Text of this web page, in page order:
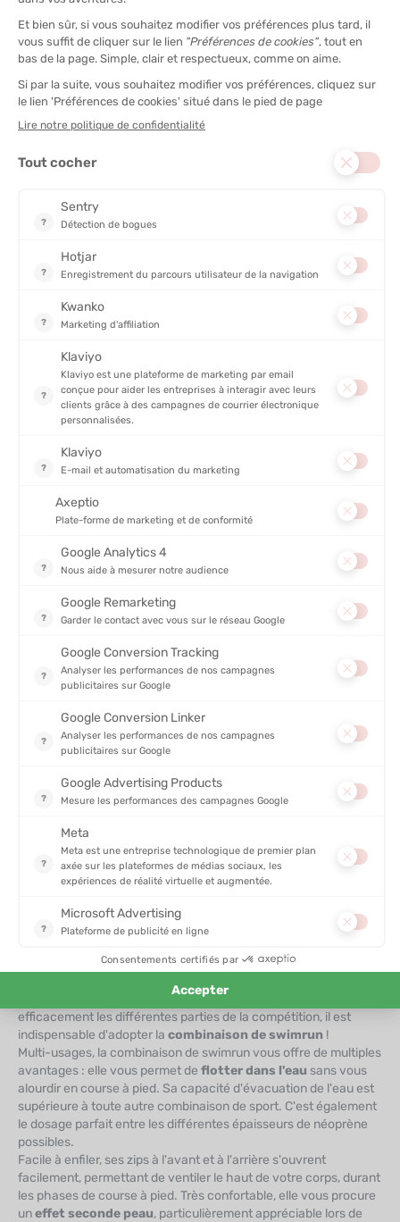
COMBINAISON SWIMRUN CORE
399,00 €
COMBINAISON RS1 SWIMRUN
549,00 €
PROMO
COMBINAISON AESIR THERMAL
SWIMRUN FEMME
403,90 €
CHOISISSEZ VOTRE COMBINAISON DE SWIMRUN, POUR VOS
ENTRAINEMENTS ET COMPETITIONS EN EAU LIBRE !
Comme le triathlon, leswimrunest une discipline qui se déroule
en partie dans l'eau et en partie hors de l'eau
performanteet surtout la moins contraignante possible, afin
d'enchaîner la nage et la course à pied avec fluidité ! Pour cela,
pratique du swimrun. Au contraire de la
triathlonqui nécessite des périodes de transition, la
combinaison de swimrun se garde tout au long de l'épreuve, à
Combinaison de swimrun, des particularités pour une double
discipline
alternances entre course à pied, en trail ou en running (on
. Pour performer en swimrun et pouvoir alterner
efficacement les différentes parties de la compétition, il est
indispensable d'adopter la combinaison de swimrun !
Multi-usages, la combinaison de swimrun vous offre de multiples
avantages : elle vous permet de flotter dans l'eau sans vous
alourdir en course à pied. Sa capacité d'évacuation de l'eau est
supérieure à toute autre combinaison de sport. C'est également
le dosage parfait entre les différentes épaisseurs de néoprène
possibles.
Facile à enfiler, ses zips à l'avant et à l'arrière s'ouvrent
facilement, permettant de ventiler le haut de votre corps, durant
les phases de course à pied. Très confortable, elle vous procure
uneffet seconde peau, particulièrement appréciable lors de